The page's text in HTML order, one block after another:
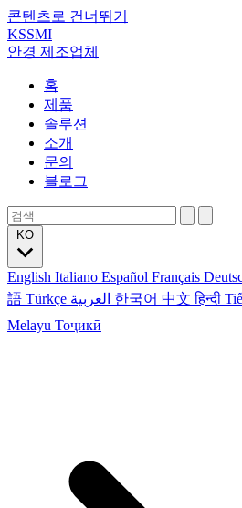
콘텐츠로 건너뛰기
KSSMI
안경 제조업체
홈
제품
솔루션
소개
문의
블로그
English Italiano Español Français
語 Türkçe 한국어 中文हिन्दी
Melayu Тоҷикӣ